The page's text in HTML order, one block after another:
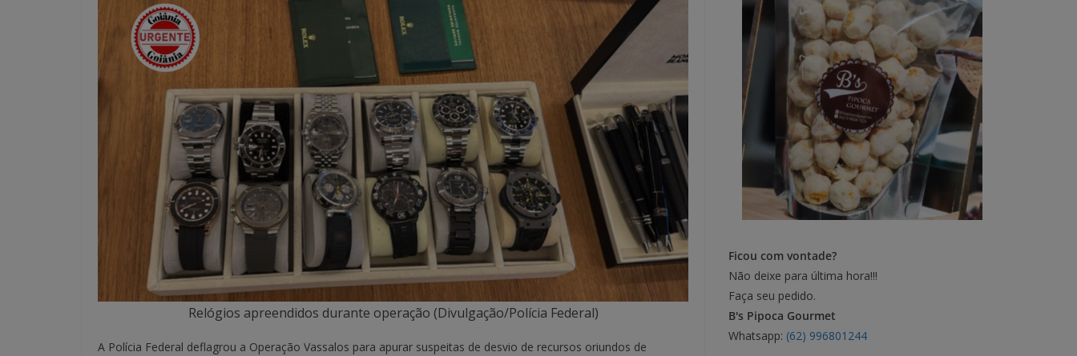
Relógios apreendidos durante operação (Divulgação/Polícia Federal)
A Polícia Federal deflagrou a Operação Vassalos para apurar suspeitas de desvio de recursos oriundos de
Ficou com vontade?
Não deixe para última hora!!!
Faça seu pedido.
B's Pipoca Gourmet
Whatsapp: (62) 996801244